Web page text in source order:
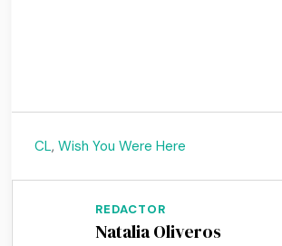
CL,Wish You Were Here
REDACTOR
Natalia Oliveros